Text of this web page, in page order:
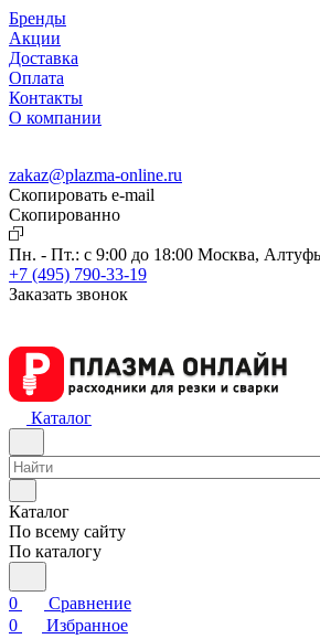
Бренды
Акции
Доставка
Оплата
Контакты
О компании
zakaz@plazma-online.ru
Скопировать e-mail
Cкопированно
Пн. - Пт.: с 9:00 до 18:00 Москва,
+7 (495) 790-33-19
Заказать звонок
Каталог
Каталог
По всему сайту
По каталогу
0
Сравнение
0
Избранное